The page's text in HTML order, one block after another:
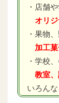
・店舗や
オリ
・果物、
加工
・学校、
教室
いろんな